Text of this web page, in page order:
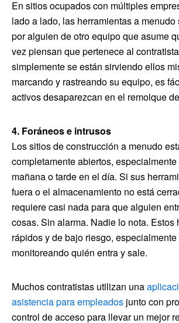
En sitios ocupados con múltiples
lado a lado, las herramientas a menudo
por alguien de otro equipo que asume
vez piensan que pertenece al
simplemente se están sirviendo ellos
marcando y rastreando su equipo, es
activos desaparezcan en el remolque
4. Foráneos e intrusos
Los sitios de construcción a menudo
completamente abiertos,
mañana o tarde en el día. Si sus
fuera o el almacenamiento no está
requiere casi nada para que alguien
cosas. Sin alarma. Nadie lo nota. Estos
rápidos y de bajo riesgo,
monitoreando quién entra y sale.
Muchos contratistas utilizan una
asistencia para empleados junto con
control de acceso para llevar un mejor